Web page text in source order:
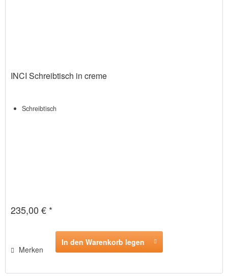
INCI Schreibtisch in creme
Schreibtisch
235,00 € *
Merken
In den Warenkorb legen